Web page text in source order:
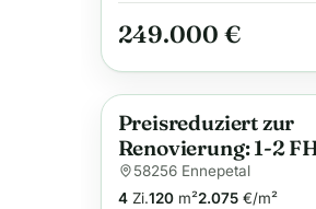
249.000 €
Anzeige
Preisreduziert zur
Renovierung: 1-2
Garten, Terrasse &
Doppelgarage.
58256 Ennepetal
4Zi.120m²2.075€/m²